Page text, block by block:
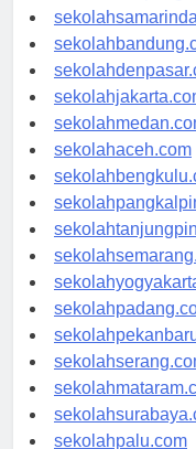
sekolahaceh.com